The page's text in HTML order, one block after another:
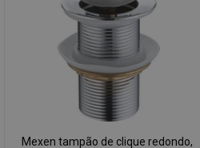
Mexen tampão de clique redondo,